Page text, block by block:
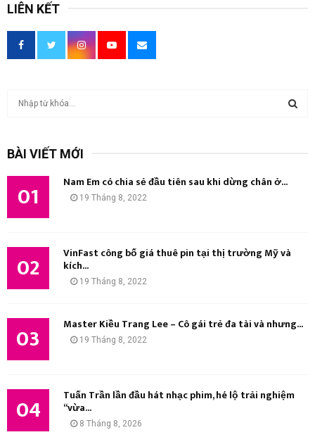
LIÊN KẾT
BÀI VIẾT MỚI
01 Nam Em có chia sẻ đầu tiên sau khi dừng chân ở...
19 Tháng 8, 2022
02 VinFast công bố giá thuê pin tại thị trường Mỹ và
kích...
19 Tháng 8, 2022
03 Master Kiều Trang Lee – Cô gái trẻ đa tài và nhưng...
19 Tháng 8, 2022
04 Tuấn Trần lần đầu hát nhạc phim, hé lộ trải nghiệm
“vừa...
8 Tháng 8, 2026